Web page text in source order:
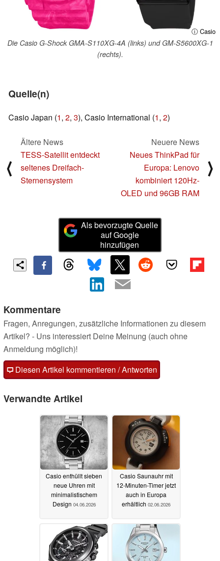
ⓘ Casio
Die Casio G-Shock GMA-S110XG-4A (links) und GM-S5600XG-1
(rechts).
Quelle(n)
Casio Japan (1, 2, 3), Casio International (1, 2)
⟨
Ältere News
TESS-Satellit entdeckt
seltenes Dreifach-
Sternensystem
Neuere News
Neues ThinkPad für
Europa: Lenovo
kombiniert 120Hz-
OLED und 96GB RAM
⟩
Als bevorzugte Quelle
auf Google
hinzufügen
Kommentare
Fragen, Anregungen, zusätzliche Informationen zu diesem
Artikel? - Uns interessiert Deine Meinung (auch ohne
Anmeldung möglich)!
Diesen Artikel kommentieren / Antworten
Verwandte Artikel
Casio enthüllt sieben
neue Uhren mit
minimalistischem
Design 04.06.2026
Casio Saunauhr mit
12-Minuten-Timer jetzt
auch in Europa
erhältlich 02.06.2026